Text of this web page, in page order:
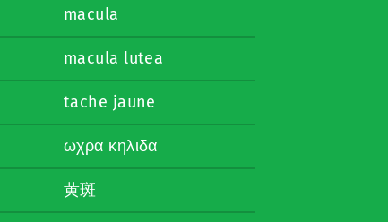
macula
macula lutea
tache jaune
ωχρα κηλιδα
黄斑